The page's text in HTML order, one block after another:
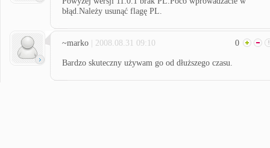
błąd.Należy usunąć flagę PL.
~marko | 2008.08.31 09:10 0
Bardzo skuteczny używam go od dłuższego czasu.